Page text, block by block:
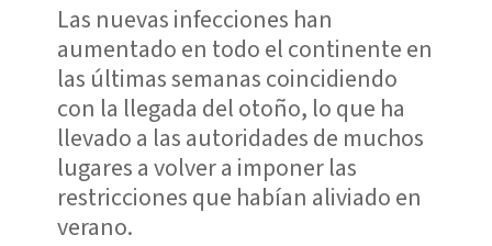
Las nuevas infecciones han
aumentado en todo el continente en
las últimas semanas coincidiendo
con la llegada del otoño, lo que ha
llevado a las autoridades de muchos
lugares a volver a imponer las
restricciones que habían aliviado en
verano.